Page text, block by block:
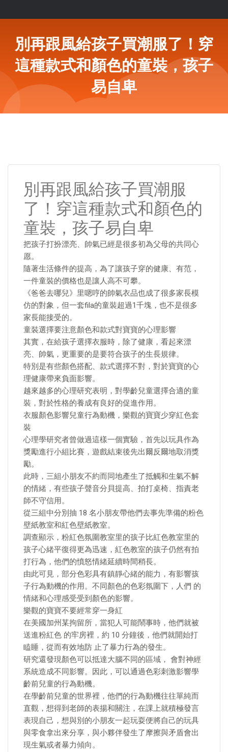
別再跟風給孩子買潮服了！穿
這種款式和顏色的童裝，孩子
易自卑
別再跟風給孩子買潮服
了！穿這種款式和顏色的
童裝，孩子易自卑
把孩子打扮漂亮、帥氣已經是很多初為父母的共同心
愿。
隨著生活條件的提高，為了讓孩子穿的健康、有范，
一件童裝的價格也是讓人高不可攀。
《爸爸去哪兒》里嗯哼的帥氣衣品也成了很多家長模
仿的對象，但一套fila的童裝超過1千塊，也不是很多
家長能接受的。
童裝選擇要注意顏色和款式對寶寶的心理影響
其實，在給孩子選擇衣服時，除了健康，看起來漂
亮、帥氣，更重要的是要符合孩子的生長規律。
特別是有些顏色搭配、款式選擇不對，對於寶寶的心
理健康帶來負面影響。
越來越多的心理研究表明，對學齡兒童選擇合適的童
裝，對於性格的養成有良好的促進作用。
衣服顏色影響兒童行為動機，樂觀的寶寶少穿紅色套
裝
心理學研究者曾做過這樣一個實驗，首先以玩具作為
獎勵進行小組比賽，遊戲結束後先出爾反爾地取消獎
勵。
此時，三組小朋友不約而同地產生了抵觸和生氣不解
的情緒，有些孩子聲音分貝提高、拍打桌椅、指責老
師不守信用。
從三組中分別抽 18 名小朋友帶他們去事先準備的粉色
壁紙教室和紅色壁紙教室。
調查顯示，粉紅色氛圍教室里的孩子比紅色教室里的
孩子心緒平復得更為迅速，紅色教室的孩子仍然有拍
打行為，他們的憤怒情緒延續時間稍長。
由此可見，部分色彩具有鎮靜心緒的能力，有影響孩
子行為動機的作用。不同顏色的色彩氛圍下，人們 的
情緒和心理感受受到顏色的影響。
樂觀的寶寶不要經常穿一身紅
在美國加州某拘留所，當犯人可能鬧事時，他們就被
送進粉紅色 的牢房裡，約 10 分鐘後，他們就開始打
瞌睡，從而有效地防 止了暴力行為的發生。
研究還發現顏色可以抵達大腦不同的區域， 會對神經
系統造成不同影響。因此，可以通過色彩刺激影響學
齡前兒童的行為動機。
在學齡前兒童的世界裡，他們的行為動機往往單純而
直觀，想得到老師的表揚和關注，在課上就積極發言
表現自己，想與別的小朋友一起玩耍便將自己的玩具
與零食拿出來分享，與小夥伴發生了摩擦與矛盾會出
現生氣或者暴力傾向。